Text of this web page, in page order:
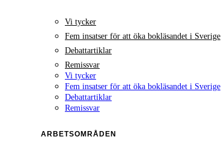
Vi tycker
Fem insatser för att öka bokläsandet i Sverige
Debattartiklar
Remissvar
Vi tycker
Fem insatser för att öka bokläsandet i Sverige
Debattartiklar
Remissvar
ARBETSOMRÅDEN